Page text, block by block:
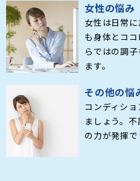
女性の悩み
女性は日常
も身体とコ
らではの調
ます。
その他の悩
コンディシ
ましょう。
の力が発揮で